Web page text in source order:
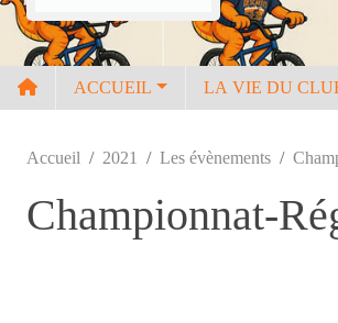
ACCUEIL LA VIE DU
Accueil 2021 Les évènements
Championnat-